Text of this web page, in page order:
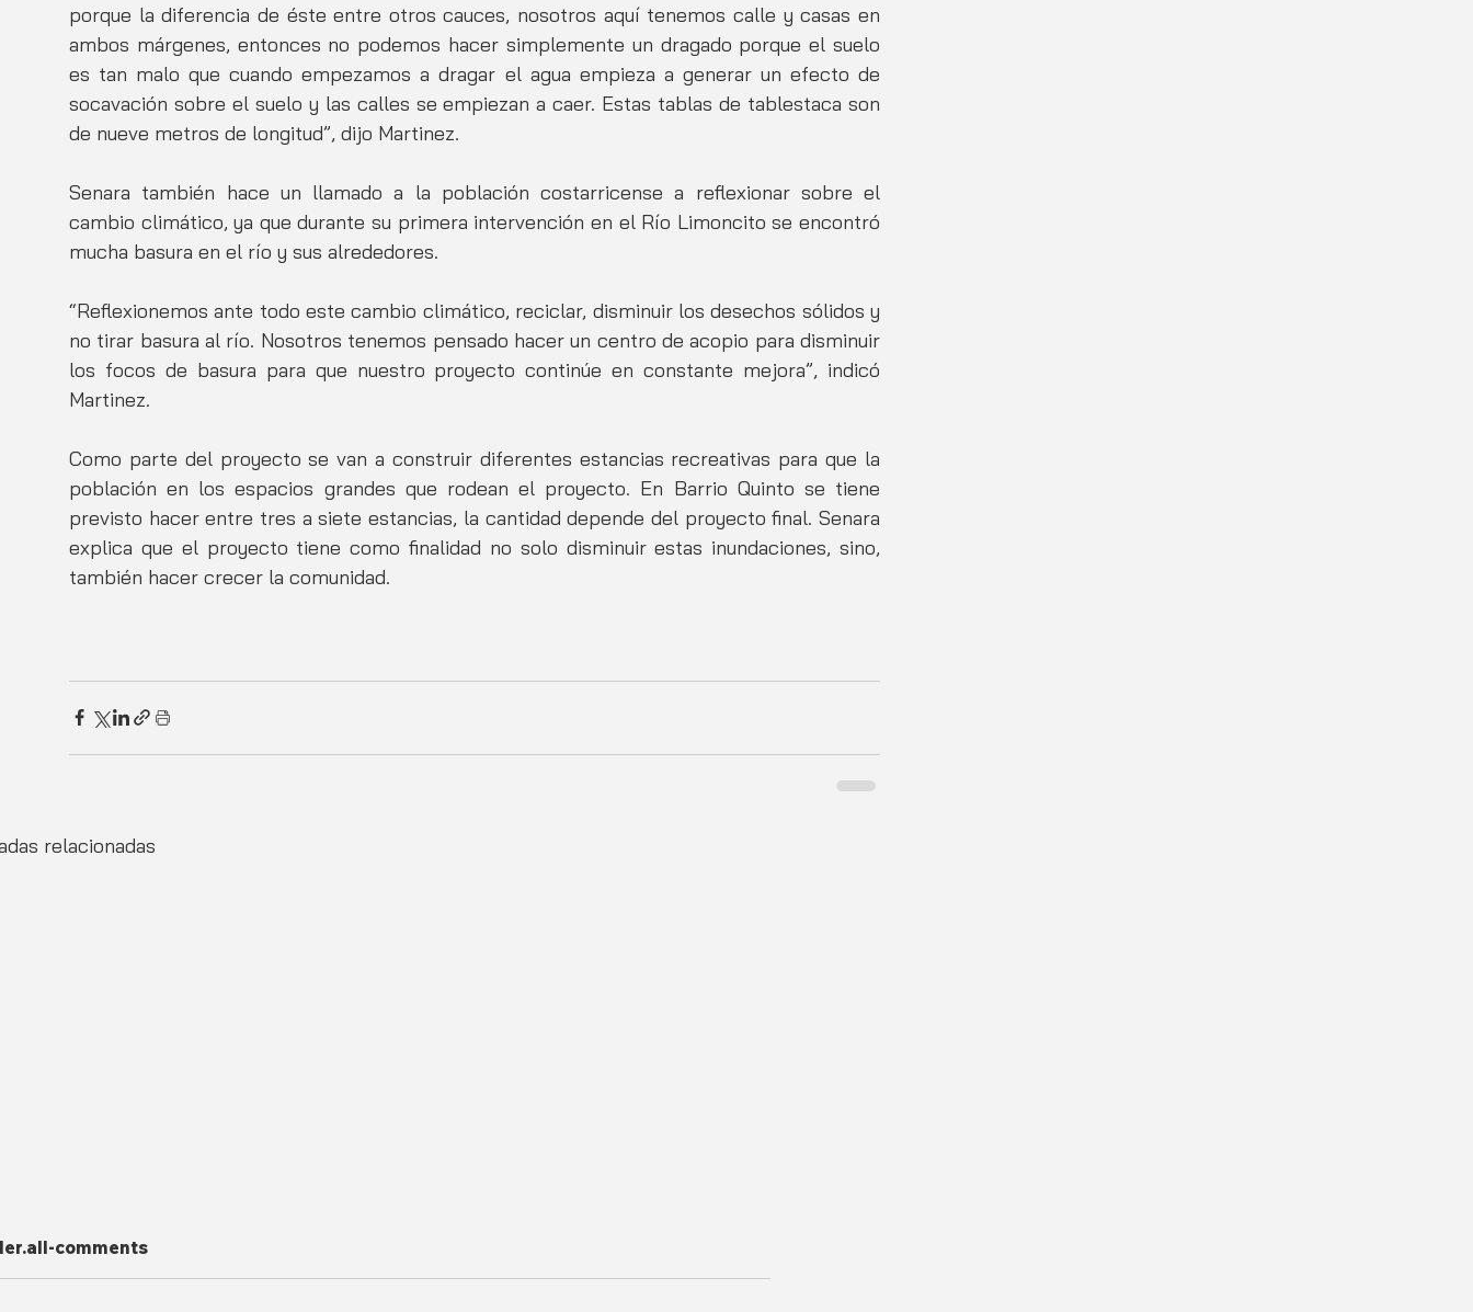
porque la diferencia de éste entre otros cauces, nosotros aquí tenemos calle y casas en
ambos márgenes, entonces no podemos hacer simplemente un dragado porque el suelo
es tan malo que cuando empezamos a dragar el agua empieza a generar un efecto de
socavación sobre el suelo y las calles se empiezan a caer. Estas tablas de tablestaca son
de nueve metros de longitud”, dijo Martinez.
Senara también hace un llamado a la población costarricense a reflexionar sobre el
cambio climático, ya que durante su primera intervención en el Río Limoncito se encontró
mucha basura en el río y sus alrededores.
“Reflexionemos ante todo este cambio climático, reciclar, disminuir los desechos sólidos y
no tirar basura al río. Nosotros tenemos pensado hacer un centro de acopio para disminuir
los focos de basura para que nuestro proyecto continúe en constante mejora”, indicó
Martinez.
Como parte del proyecto se van a construir diferentes estancias recreativas para que la
población en los espacios grandes que rodean el proyecto. En Barrio Quinto se tiene
previsto hacer entre tres a siete estancias, la cantidad depende del proyecto final. Senara
explica que el proyecto tiene como finalidad no solo disminuir estas inundaciones, sino,
también hacer crecer la comunidad.
relacionadas
comments